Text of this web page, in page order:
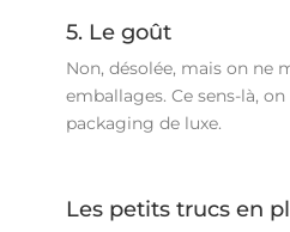
5. Le goût
Non, désolée, mais on ne
emballages. Ce sens-là,
packaging de luxe.
Les petits trucs en